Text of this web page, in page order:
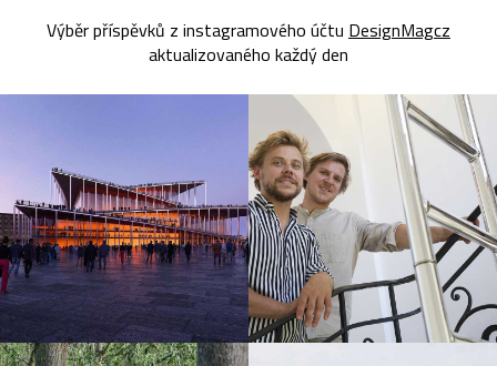
Výběr příspěvků z instagramového účtu DesignMagcz
aktualizovaného každý den